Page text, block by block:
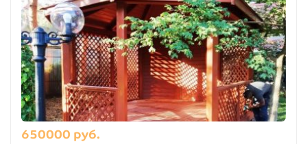
650000 руб.